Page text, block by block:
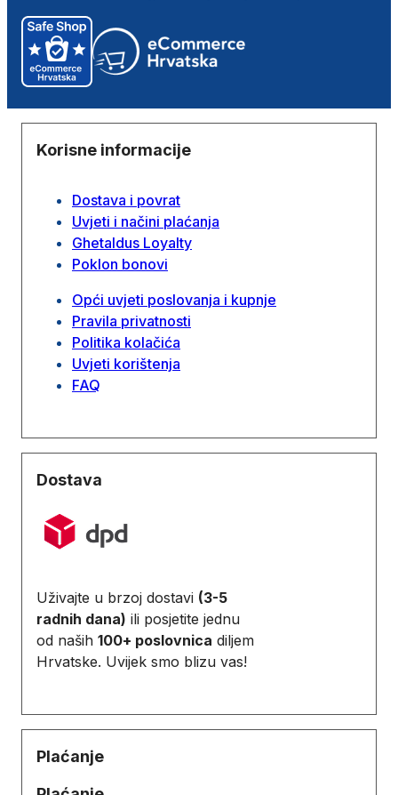
Korisne informacije
Dostava i povrat
Uvjeti i načini plaćanja
Ghetaldus Loyalty
Poklon bonovi
Opći uvjeti poslovanja i kupnje
Pravila privatnosti
Politika kolačića
Uvjeti korištenja
FAQ
Dostava
Uživajte u brzoj dostavi (3-5
radnih dana) ili posjetite jednu
od naših 100+ poslovnica diljem
Hrvatske. Uvijek smo blizu vas!
Plaćanje